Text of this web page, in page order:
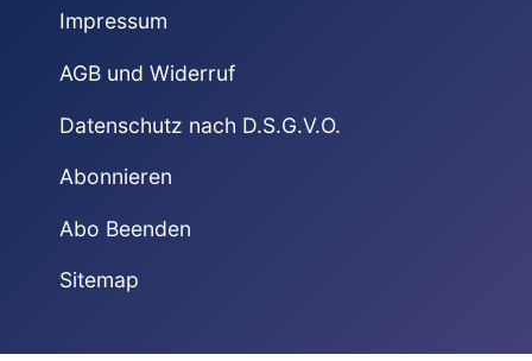
Impressum
AGB und Widerruf
Datenschutz nach D.S.G.V.O.
Abonnieren
Abo Beenden
Sitemap